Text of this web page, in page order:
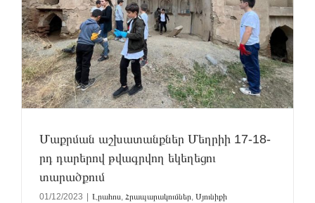
Մաքրման աշխատանքներ Մեղրիի 17-18-
րդ դարերով թվագրվող եկեղեցու
տարածքում
01/12/2023 Լրահոս, Հրապարակումներ, Սյունիքի